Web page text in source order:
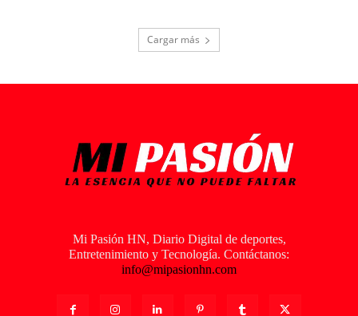
Cargar más
Mi Pasión HN, Diario Digital de deportes,
Entretenimiento y Tecnología. Contáctanos:
info@mipasionhn.com